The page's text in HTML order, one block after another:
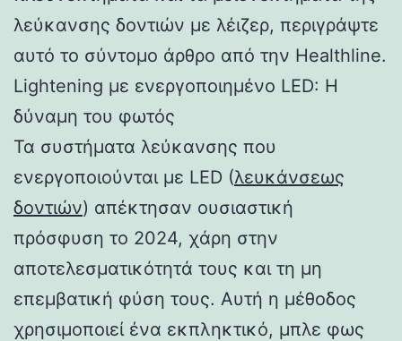
λεύκανσης δοντιών με λέιζερ, περιγράψτε
αυτό το σύντομο άρθρο από την Healthline.
Lightening με ενεργοποιημένο LED: Η
δύναμη του φωτός
Τα συστήματα λεύκανσης που
ενεργοποιούνται με LED (λευκάνσεως
δοντιών) απέκτησαν ουσιαστική
πρόσφυση το 2024, χάρη στην
αποτελεσματικότητά τους και τη μη
επεμβατική φύση τους. Αυτή η μέθοδος
χρησιμοποιεί ένα εκπληκτικό, μπλε φως